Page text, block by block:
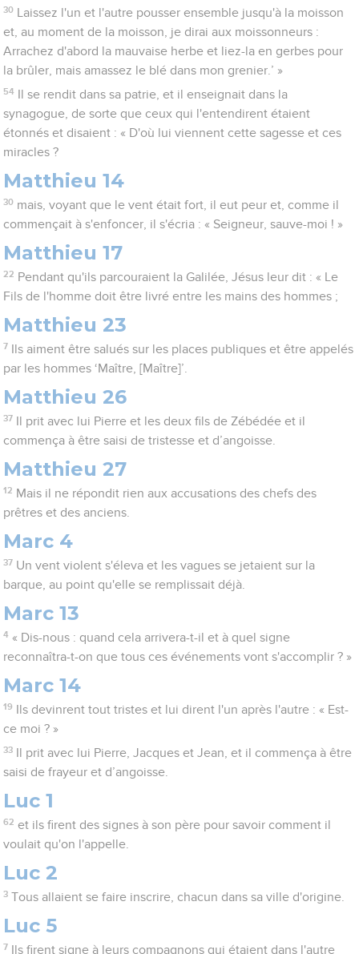
30
Laissez l'un et l'autre pousser ensemble jusqu'à la moisson
et, au moment de la moisson, je dirai aux moissonneurs :
Arrachez d'abord la mauvaise herbe et liez-la en gerbes pour
la brûler, mais amassez le blé dans mon grenier.’ »
54
Il se rendit dans sa patrie, et il enseignait dans la
synagogue, de sorte que ceux qui l'entendirent étaient
étonnés et disaient : « D'où lui viennent cette sagesse et ces
miracles ?
Matthieu 14
30 mais, voyant que le vent était fort, il eut peur et, comme il
commençait à s'enfoncer, il s'écria : « Seigneur, sauve-moi ! »
Matthieu 17
22 Pendant qu'ils parcouraient la Galilée, Jésus leur dit : « Le
Fils de l'homme doit être livré entre les mains des hommes ;
Matthieu 23
7
Ils aiment être salués sur les places publiques et être appelés
par les hommes ‘Maître, [Maître]’.
Matthieu 26
37
Il prit avec lui Pierre et les deux fils de Zébédée et il
commença à être saisi de tristesse et d’angoisse.
Matthieu 27
12 Mais il ne répondit rien aux accusations des chefs des
prêtres et des anciens.
Marc 4
37 Un vent violent s'éleva et les vagues se jetaient sur la
barque, au point qu'elle se remplissait déjà.
Marc 13
4 « Dis-nous : quand cela arrivera-t-il et à quel signe
reconnaîtra-t-on que tous ces événements vont s'accomplir ? »
Marc 14
19
Ils devinrent tout tristes et lui dirent l'un après l'autre : « Est-
ce moi ? »
33
Il prit avec lui Pierre, Jacques et Jean, et il commença à être
saisi de frayeur et d’angoisse.
Luc 1
62 et ils firent des signes à son père pour savoir comment il
voulait qu'on l'appelle.
Luc 2
3 Tous allaient se faire inscrire, chacun dans sa ville d'origine.
Luc 5
7 Ils firent signe à leurs compagnons qui étaient dans l'autre